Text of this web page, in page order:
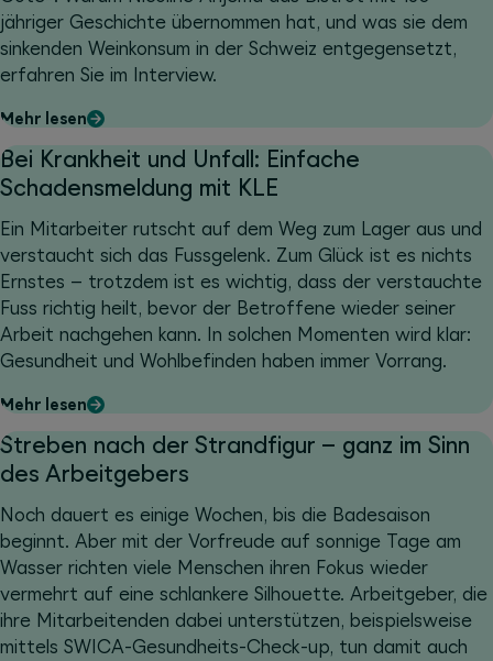
jähriger Geschichte übernommen hat, und was sie dem
sinkenden Weinkonsum in der Schweiz entgegensetzt,
erfahren Sie im Interview.
Mehr lesen
Bei Krankheit und Unfall: Einfache
Schadensmeldung mit KLE
Ein Mitarbeiter rutscht auf dem Weg zum Lager aus und
verstaucht sich das Fussgelenk. Zum Glück ist es nichts
Ernstes – trotzdem ist es wichtig, dass der verstauchte
Fuss richtig heilt, bevor der Betroffene wieder seiner
Arbeit nachgehen kann. In solchen Momenten wird klar:
Gesundheit und Wohlbefinden haben immer Vorrang.
Mehr lesen
Streben nach der Strandfigur – ganz im Sinn
des Arbeitgebers
Noch dauert es einige Wochen, bis die Badesaison
beginnt. Aber mit der Vorfreude auf sonnige Tage am
Wasser richten viele Menschen ihren Fokus wieder
vermehrt auf eine schlankere Silhouette. Arbeitgeber, die
ihre Mitarbeitenden dabei unterstützen, beispielsweise
mittels SWICA-Gesundheits-Check-up, tun damit auch